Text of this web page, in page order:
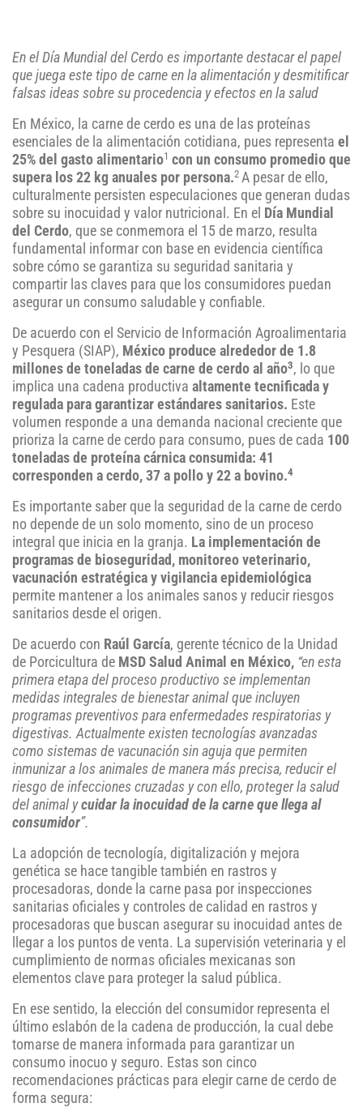
En el Día Mundial del Cerdo es importante destacar el papel
que juega este tipo de carne en la alimentación y desmitificar
falsas ideas sobre su procedencia y efectos en la salud
En México, la carne de cerdo es una de las proteínas
esenciales de la alimentación cotidiana, pues representa el
25% del gasto alimentario1 con un consumo promedio que
supera los 22 kg anuales por persona.2 A pesar de ello,
culturalmente persisten especulaciones que generan dudas
sobre su inocuidad y valor nutricional. En el Día Mundial
del Cerdo, que se conmemora el 15 de marzo, resulta
fundamental informar con base en evidencia científica
sobre cómo se garantiza su seguridad sanitaria y
compartir las claves para que los consumidores puedan
asegurar un consumo saludable y confiable.
De acuerdo con el Servicio de Información Agroalimentaria
y Pesquera (SIAP), México produce alrededor de 1.8
millones de toneladas de carne de cerdo al año3, lo que
implica una cadena productiva altamente tecnificada y
regulada para garantizar estándares sanitarios. Este
volumen responde a una demanda nacional creciente que
prioriza la carne de cerdo para consumo, pues de cada 100
toneladas de proteína cárnica consumida: 41
corresponden a cerdo, 37 a pollo y 22 a bovino.4
Es importante saber que la seguridad de la carne de cerdo
no depende de un solo momento, sino de un proceso
integral que inicia en la granja. La implementación de
programas de bioseguridad, monitoreo veterinario,
vacunación estratégica y vigilancia epidemiológica
permite mantener a los animales sanos y reducir riesgos
sanitarios desde el origen.
De acuerdo con Raúl García, gerente técnico de la Unidad
de Porcicultura de MSD Salud Animal en México, “en esta
primera etapa del proceso productivo se implementan
medidas integrales de bienestar animal que incluyen
programas preventivos para enfermedades respiratorias y
digestivas. Actualmente existen tecnologías avanzadas
como sistemas de vacunación sin aguja que permiten
inmunizar a los animales de manera más precisa, reducir el
riesgo de infecciones cruzadas y con ello, proteger la salud
del animal ycuidar la inocuidad de la carne que llega al
consumidor”.
La adopción de tecnología, digitalización y mejora
genética se hace tangible también en rastros y
procesadoras, donde la carne pasa por inspecciones
sanitarias oficiales y controles de calidad en rastros y
procesadoras que buscan asegurar su inocuidad antes de
llegar a los puntos de venta. La supervisión veterinaria y el
cumplimiento de normas oficiales mexicanas son
elementos clave para proteger la salud pública.
En ese sentido, la elección del consumidor representa el
último eslabón de la cadena de producción, la cual debe
tomarse de manera informada para garantizar un
consumo inocuo y seguro. Estas son cinco
recomendaciones prácticas para elegir carne de cerdo de
forma segura: